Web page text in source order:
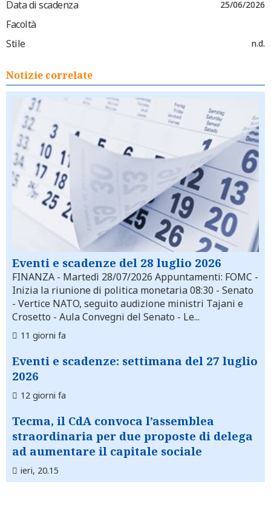
Data di scadenza 25/06/2026
Facoltà
Stile
n.d.
Notizie correlate
Eventi e scadenze del 28 luglio 2026
FINANZA - Martedì 28/07/2026 Appuntamenti: FOMC -
Inizia la riunione di politica monetaria 08:30 - Senato
- Vertice NATO, seguito audizione ministri Tajani e
Crosetto - Aula Convegni del Senato - Le...
11 giorni fa
Eventi e scadenze: settimana del 27 luglio
2026
12 giorni fa
Tecma, il CdA convoca l’assemblea
straordinaria per due proposte di delega
ad aumentare il capitale sociale
ieri, 20.15